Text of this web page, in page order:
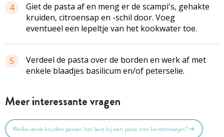
4
Giet de pasta af en meng er de scampi's, gehakte
kruiden, citroensap en -schil door. Voeg
eventueel een lepeltje van het kookwater toe.
5
Verdeel de pasta over de borden en werk af met
enkele blaadjes basilicum en/of peterselie.
Meer interessante vragen
Welke verse kruiden passen het best bij een pasta met kerstomaatjes?